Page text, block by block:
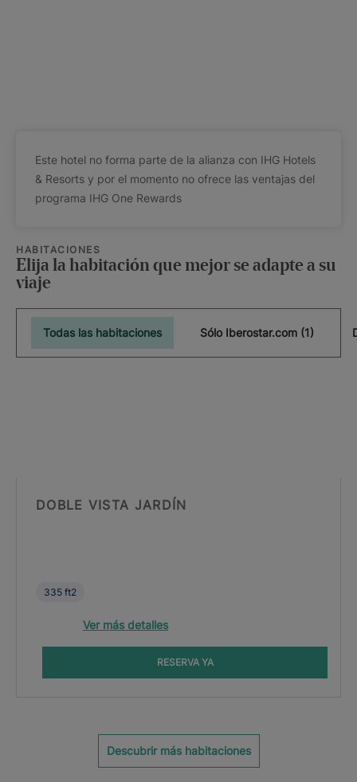
Este hotel no forma parte de la alianza con IHG Hotels
& Resorts y por el momento no ofrece las ventajas del
programa IHG One Rewards
HABITACIONES
Elija la habitación que mejor se adapte a su
viaje
Todas las habitaciones Sólo Iberostar.com (1)
DOBLE VISTA JARDÍN
335 ft2
Ver más detalles
RESERVA YA
Descubrir más habitaciones